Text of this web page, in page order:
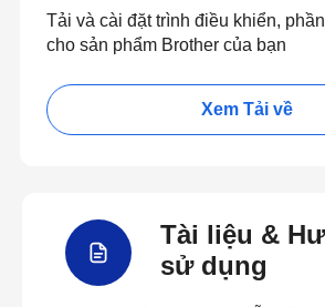
Tải và cài đặt trình điều khiển,
cho sản phẩm Brother của bạn
Xem Tải về
Tài liệu &
sử dụng